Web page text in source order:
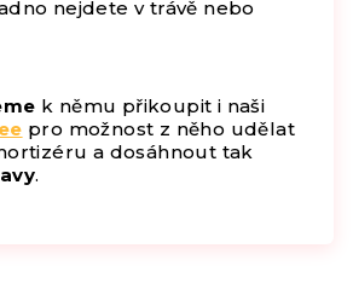
nejdete v trávě nebo
k němu přikoupit i naši
pro možnost z něho udělat
a dosáhnout tak
.